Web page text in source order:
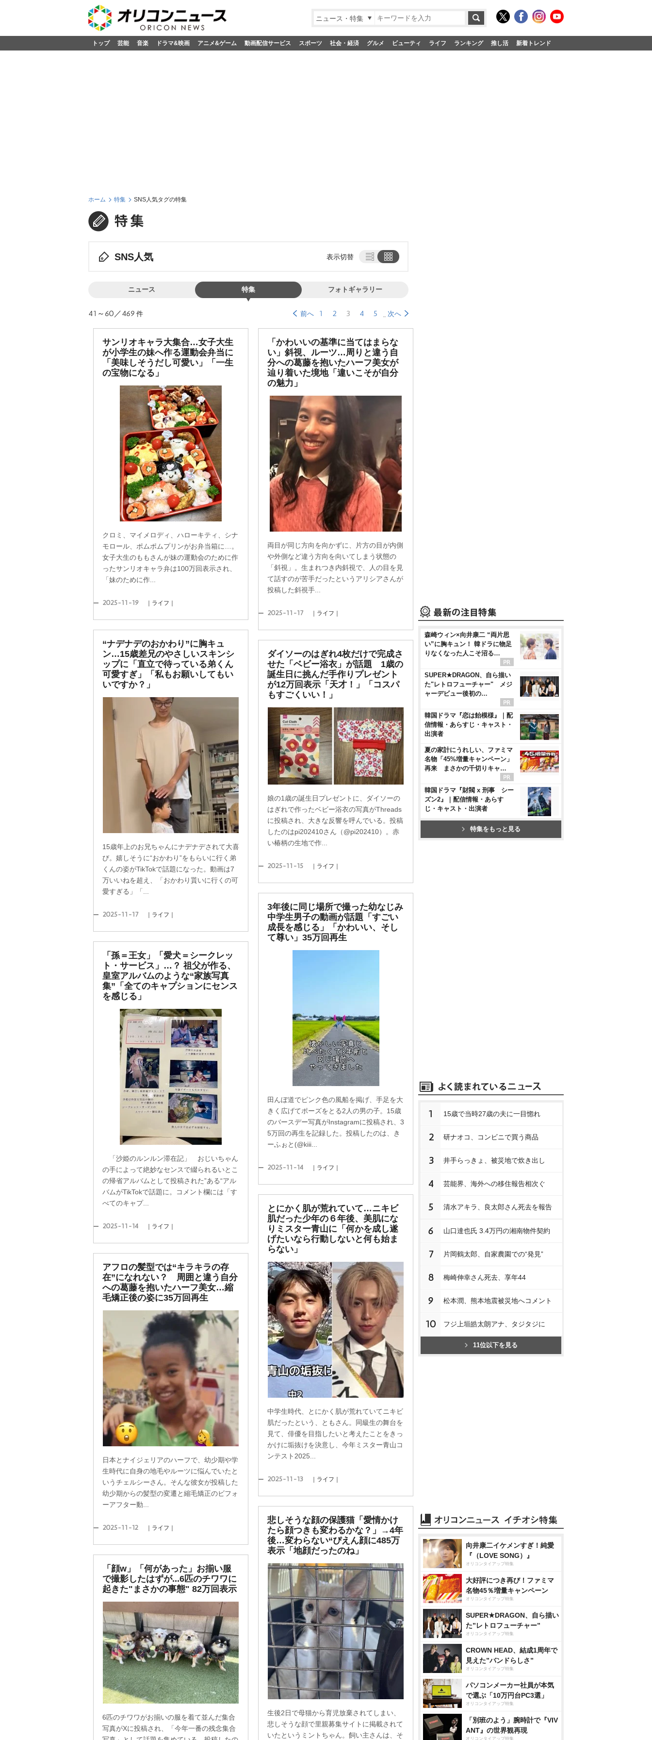
ニュース・特集
トップ 芸能 音楽 ドラマ&映画 アニメ&ゲーム 動画配信サービス スポーツ 社会・経済 グルメ ビューティ ライフ ランキング 推し活 新着トレンド
ホーム 特集 SNS人気タグの特集
SNS人気 表示切替
ニュース 特集 フォトギャラリー
41～60／469 件 前へ 1 2 3 4 5 次へ
サンリオキャラ大集合…女子大生
が小学生の妹へ作る運動会弁当に
「美味しそうだし可愛い」「一生
の宝物になる」
クロミ、マイメロディ、ハローキティ、シナ
モロール、ポムポムプリンがお弁当箱に…。
女子大生のももさんが妹の運動会のために作
ったサンリオキャラ弁は100万回表示され、
「妹のために作...
2025-11-19 ｜ライフ｜
「かわいいの基準に当てはまらな
い」斜視、ルーツ…周りと違う自
分への葛藤を抱いたハーフ美女が
辿り着いた境地「違いこそが自分
の魅力」
両目が同じ方向を向かずに、片方の目が内側
外側など違う方向を向いてしまう状態の
「斜視」。生まれつき内斜視で、人の目を見
て話すのが苦手だったというアリシアさんが
投稿した斜視手...
2025-11-17 ｜ライフ｜
“ナデナデのおかわり”に胸キュ
ン…15歳差兄のやさしいスキンシ
ップに「直立で待っている弟くん
可愛すぎ」「私もお願いしてもい
いですか？」
15歳年上のお兄ちゃんにナデナデされて大喜
び。嬉しそうに“おかわり”をもらいに行く弟
くんの姿がTikTokで話題になった。動画は7
万いいねを超え、「おかわり貰いに行くの可
愛すぎる」「...
2025-11-17 ｜ライフ｜
ダイソーのはぎれ4枚だけで完成さ
せた「ベビー浴衣」が話題 1歳の
誕生日に挑んだ手作りプレゼント
が12万回表示「天才！」「コスパ
もすごくいい！」
娘の1歳の誕生日プレゼントに、ダイソーの
はぎれで作ったベビー浴衣の写真がThreads
に投稿され、大きな反響を呼んでいる。投稿
したのはpi202410さん（@pi202410）。赤
い椿柄の生地で作...
2025-11-15 ｜ライフ｜
3年後に同じ場所で撮った幼なじみ
中学生男子の動画が話題「すごい
成長を感じる」「かわいい、そし
て尊い」35万回再生
田んぼ道でピンク色の風船を掲げ、手足を大
きく広げてポーズをとる2人の男の子。15歳
のバースデー写真がInstagramに投稿され、3
5万回の再生を記録した。投稿したのは、き
ーふぉと(@kiii...
2025-11-14 ｜ライフ｜
「孫＝王女」「愛犬＝シークレッ
ト・サービス」…？ 祖父が作る、
皇室アルバムのような“家族写真
集”「全てのキャプションにセンス
を感じる」
「沙姫のルンルン滞在記」 おじいちゃん
の手によって絶妙なセンスで綴られるいとこ
の帰省アルバムとして投稿された”ある“アル
バムがTikTokで話題に。コメント欄には「す
べてのキャプ...
2025-11-14 ｜ライフ｜
とにかく肌が荒れていて…ニキビ
肌だった少年の６年後、美肌にな
りミスター青山に「何かを成し遂
げたいなら行動しないと何も始ま
らない」
中学生時代、とにかく肌が荒れていてニキビ
肌だったという、ともさん。同級生の舞台を
見て、俳優を目指したいと考えたことをきっ
かけに垢抜けを決意し、今年ミスター青山コ
ンテスト2025...
2025-11-13 ｜ライフ｜
アフロの髪型では“キラキラの存
在”になれない？ 周囲と違う自分
への葛藤を抱いたハーフ美女…縮
毛矯正後の姿に35万回再生
日本とナイジェリアのハーフで、幼少期や学
生時代に自身の地毛やルーツに悩んでいたと
いうチェルシーさん。そんな彼女が投稿した
幼少期からの髪型の変遷と縮毛矯正のビフォ
ーアフター動...
2025-11-12 ｜ライフ｜
悲しそうな顔の保護猫「愛情かけ
たら顔つきも変わるかな？」→4年
後…変わらない“ぴえん顔に485万
表示「地顔だったのね」
生後2日で母猫から育児放棄されてしまい、
悲しそうな顔で里親募集サイトに掲載されて
いたというミントちゃん。飼い主さんは、そ
「顔w」「何があった」お揃い服
で撮影したはずが...6匹のチワワに
起きた"まさかの事態" 82万回表示
6匹のチワワがお揃いの服を着て並んだ集合
写真がXに投稿され、「今年一番の残念集合
森崎ウィン×向井康二 “両片思
い”に胸キュン！ 韓ドラに物足
りなくなった人こそ沼る…
SUPER★DRAGON、自ら描い
た"レトロフューチャー" メジ
ャーデビュー後初の…
韓国ドラマ『恋は飴模様』｜配
信情報・あらすじ・キャスト・
出演者
夏の家計にうれしい、ファミマ
名物「45%増量キャンペーン」
再来 まさかの千切りキャ…
韓国ドラマ『財閥 x 刑事 シー
ズン2』｜配信情報・あらす
じ・キャスト・出演者
特集をもっと見る
1 15歳で当時27歳の夫に一目惚れ
2 研ナオコ、コンビニで買う商品
3 井手らっきょ、被災地で炊き出し
4 芸能界、海外への移住報告相次ぐ
5 清水アキラ、良太郎さん死去を報告
6 山口達也氏 3.4万円の湘南物件契約
7 片岡鶴太郎、自家農園での“発見”
8 梅崎伸幸さん死去、享年44
9 松本潤、熊本地震被災地へコメント
10 フジ上垣皓太朗アナ、タジタジに
11位以下を見る
向井康二イケメンすぎ！純愛
『（LOVE SONG）』
オリコンタイアップ特集
大好評につき再び！ファミマ
名物45％増量キャンペーン
オリコンタイアップ特集
SUPER★DRAGON、自ら描い
た”レトロフューチャー”
オリコンタイアップ特集
CROWN HEAD、結成1周年で
見えた”バンドらしさ”
オリコンタイアップ特集
パソコンメーカー社員が本気
で選ぶ「10万円台PC3選」
オリコンタイアップ特集
「別班のよう」腕時計で『VIV
ANT』の世界観再現
オリコンタイアップ特集